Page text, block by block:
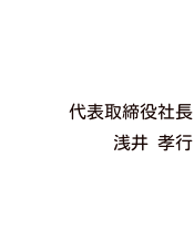
代表取締役社長
浅井 孝行